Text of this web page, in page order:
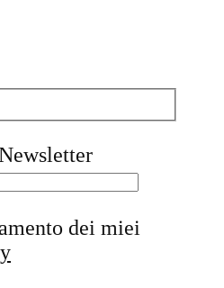
dei miei